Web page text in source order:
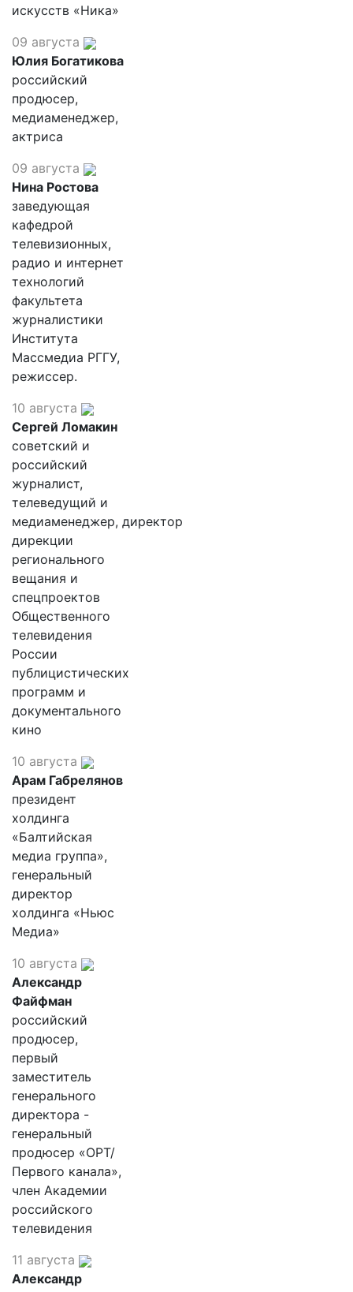
искусств «Ника»
09 августа
Юлия Богатикова
российский
продюсер,
медиаменеджер,
актриса
09 августа
Нина Ростова
заведующая
кафедрой
телевизионных,
радио и интернет
технологий
факультета
журналистики
Института
Массмедиа РГГУ,
режиссер.
10 августа
Сергей Ломакин
советский и
российский
журналист,
телеведущий и
медиаменеджер, директор
дирекции
регионального
вещания и
спецпроектов
Общественного
телевидения
России
публицистических
программ и
документального
кино
10 августа
Арам Габрелянов
президент
холдинга
«Балтийская
медиа группа»,
генеральный
директор
холдинга «Ньюс
Медиа»
10 августа
Александр
Файфман
российский
продюсер,
первый
заместитель
генерального
директора -
генеральный
продюсер «ОРТ/
Первого канала»,
член Академии
российского
телевидения
11 августа
Александр